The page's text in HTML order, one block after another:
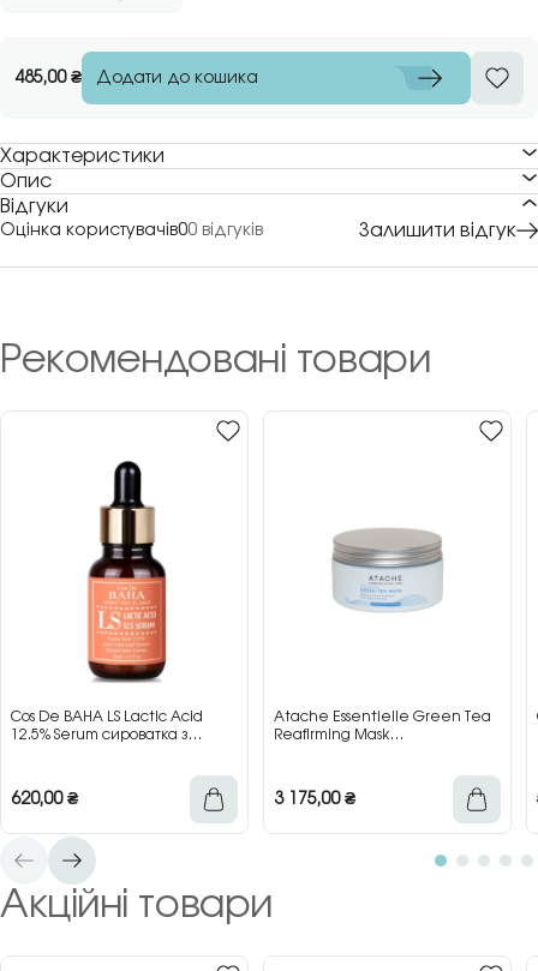
485,00₴ Додати до кошика
Характеристики
Опис
Відгуки
Оцінка користувачів00 відгуків Залишити відгук
Рекомендовані товари
Cos De BAHA LS Lactic Acid
12.5% Serum сироватка з
620,00₴
Atache Essentielle Green Tea
Reafirming Mask
3 175,00₴
Акційні товари